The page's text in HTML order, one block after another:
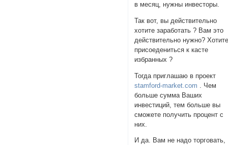
в месяц, нужны инвесторы.
Так вот, вы действительно
хотите заработать ? Вам это
действительно нужно?
присоедениться к касте
избранных ?
Тогда приглашаю в проект
stamford-market.com . Чем
больше сумма Ваших
инвестиций, тем больше вы
сможете получить процент с
них.
И да. Вам не надо торговать,